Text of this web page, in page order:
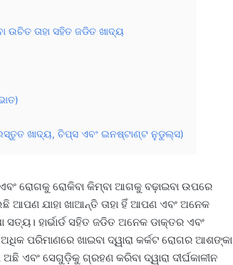
ଉଚିତ ତାହା ସହିତ ଜଡିତ ଖାଦ୍ୟ
ଖାଦ୍ୟ, ଚିପ୍ସ ଏବଂ ଇନଷ୍ଟାଣ୍ଟ ନୁଡୁଲ୍ସ)
ରୋଗକୁ ରୋକିବା କିମ୍ବା ଆଗକୁ ବଢ଼ାଇବା ଉପରେ
ଆପଣ ଯାହା ଖାଆନ୍ତି ତାହା ହିଁ ଆପଣ ଏବଂ ଅନେକ
ହାର୍ଭାର୍ଡ ସହିତ ଜଡିତ ଅନେକ ଡାକ୍ତର ଏବଂ
ପରିମାଣରେ ଖାଇବା ଦ୍ୱାରା କର୍କଟ ରୋଗର ଆଶଙ୍କା
ସେଗୁଡ଼ିକୁ ଗ୍ରହଣ କରିବା ଦ୍ୱାରା ଦୀର୍ଘକାଳୀନ